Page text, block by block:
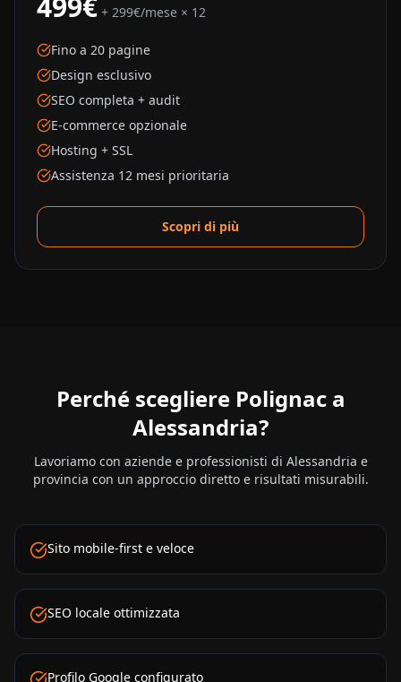
+ 299€/mese × 12
Fino a 20 pagine
Design esclusivo
SEO completa + audit
E-commerce opzionale
Hosting + SSL
Assistenza 12 mesi prioritaria
Scopri di più
Perché scegliere Polignac a
Alessandria?
Lavoriamo con aziende e professionisti di Alessandria e
provincia con un approccio diretto e risultati misurabili.
Sito mobile-first e veloce
SEO locale ottimizzata
Profilo Google configurato